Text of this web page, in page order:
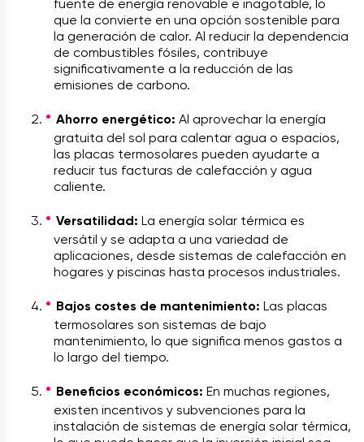
fuente de energía renovable e inagotable, lo
que la convierte en una opción sostenible para
la generación de calor. Al reducir la dependencia
de combustibles fósiles, contribuye
significativamente a la reducción de las
emisiones de carbono.
Ahorro energético: Al aprovechar la energía
gratuita del sol para calentar agua o espacios,
las placas termosolares pueden ayudarte a
reducir tus facturas de calefacción y agua
caliente.
Versatilidad: La energía solar térmica es
versátil y se adapta a una variedad de
aplicaciones, desde sistemas de calefacción en
hogares y piscinas hasta procesos industriales.
Bajos costes de mantenimiento: Las placas
termosolares son sistemas de bajo
mantenimiento, lo que significa menos gastos a
lo largo del tiempo.
Beneficios económicos: En muchas regiones,
existen incentivos y subvenciones para la
instalación de sistemas de energía solar térmica,